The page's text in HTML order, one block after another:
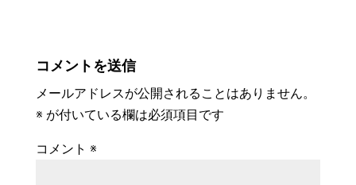
コメントを送信
メールアドレスが公開されることはありません。
※ が付いている欄は必須項目です
コメント ※